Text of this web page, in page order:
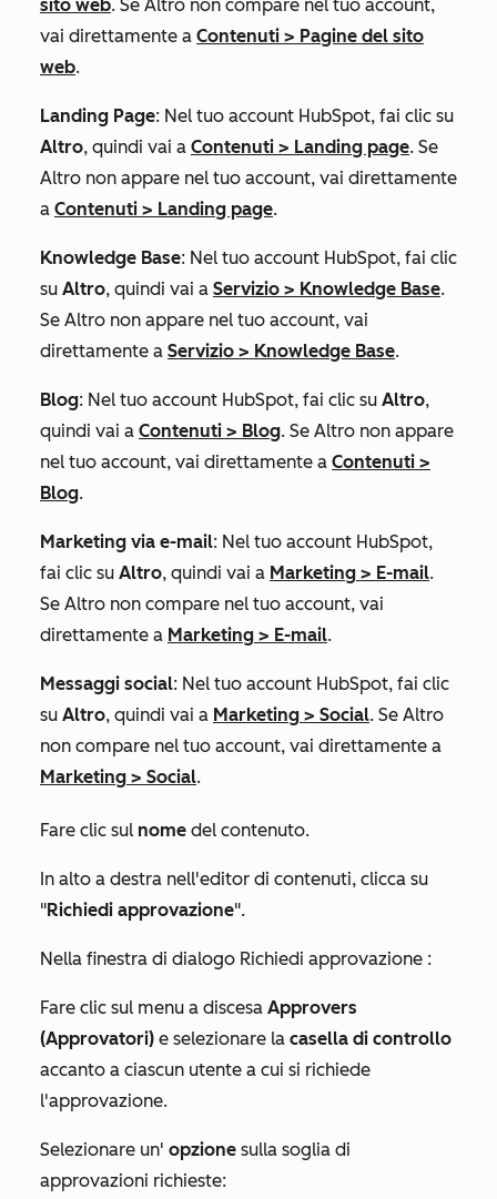
sito web. Se Altro non compare nel tuo account,
vai direttamente a Contenuti > Pagine del sito
web.
Landing Page: Nel tuo account HubSpot, fai clic su
Altro, quindi vai a Contenuti > Landing page. Se
Altro non appare nel tuo account, vai direttamente
a Contenuti > Landing page.
Knowledge Base: Nel tuo account HubSpot, fai clic
su Altro, quindi vai a Servizio > Knowledge Base.
Se Altro non appare nel tuo account, vai
direttamente a Servizio > Knowledge Base.
Blog: Nel tuo account HubSpot, fai clic su Altro,
quindi vai a Contenuti > Blog. Se Altro non appare
nel tuo account, vai direttamente a Contenuti >
Blog.
Marketing via e-mail: Nel tuo account HubSpot,
fai clic su Altro, quindi vai a Marketing > E-mail.
Se Altro non compare nel tuo account, vai
direttamente a Marketing > E-mail.
Messaggi social: Nel tuo account HubSpot, fai clic
su Altro, quindi vai a Marketing > Social. Se Altro
non compare nel tuo account, vai direttamente a
Marketing > Social.
Fare clic sul nome del contenuto.
In alto a destra nell'editor di contenuti, clicca su
"Richiedi approvazione".
Nella finestra di dialogo Richiedi approvazione :
Fare clic sul menu a discesa Approvers
(Approvatori) e selezionare la casella di controllo
accanto a ciascun utente a cui si richiede
l'approvazione.
Selezionare un' opzione sulla soglia di
approvazioni richieste: